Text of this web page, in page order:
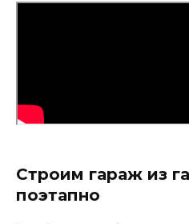
Строим гараж из
поэтапно